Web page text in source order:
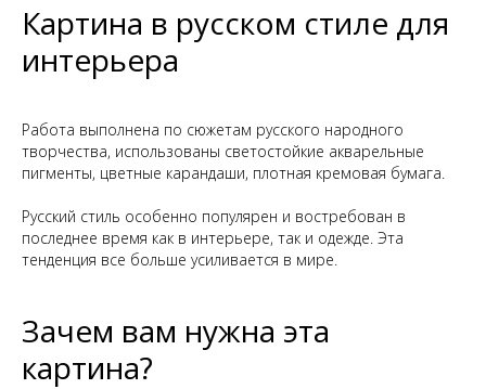
Картина в русском стиле для
интерьера
Работа выполнена по сюжетам русского народного
творчества, использованы светостойкие акварельные
пигменты, цветные карандаши, плотная кремовая бумага.
Русский стиль особенно популярен и востребован в
последнее время как в интерьере, так и одежде. Эта
тенденция все больше усиливается в мире.
Зачем вам нужна эта
картина?